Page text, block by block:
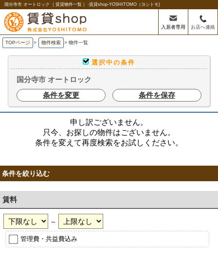
国分寺市 オートロック ｜賃貸物件一覧｜ -賃貸shop-YOSHITOMO（ヨシトモ)
入居者専用 お店へ連絡
TOPページ > 物件検索 > 物件一覧
選択中の条件
国分寺市 オートロック
条件を変更
条件を保存
申し訳ございません。
只今、お探しの物件はございません。
条件を変えて再度検索をお試しください。
条件を絞り込む
賃料
～
管理費・共益費込み